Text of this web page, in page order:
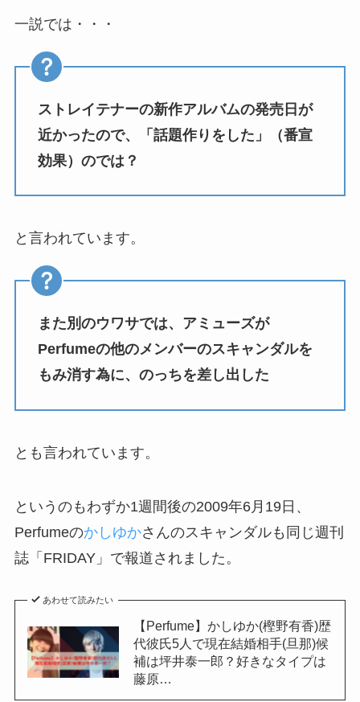
一説では・・・
ストレイテナーの新作アルバムの発売日が
近かったので、「話題作りをした」（番宣
効果）のでは？
と言われています。
また別のウワサでは、アミューズが
Perfumeの他のメンバーのスキャンダルを
もみ消す為に、のっちを差し出した
とも言われています。
というのもわずか1週間後の2009年6月19日、
Perfumeのかしゆかさんのスキャンダルも同じ週刊
誌「FRIDAY」で報道されました。
あわせて読みたい
【Perfume】かしゆか(樫野有香)歴
代彼氏5人で現在結婚相手(旦那)候
補は坪井泰一郎？好きなタイプは
藤原…